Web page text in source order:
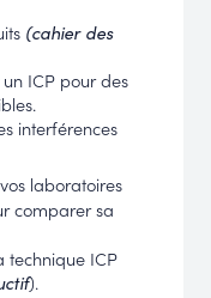
(cahier des
ICP pour des
interférences
laboratoires
comparer sa
technique ICP
).